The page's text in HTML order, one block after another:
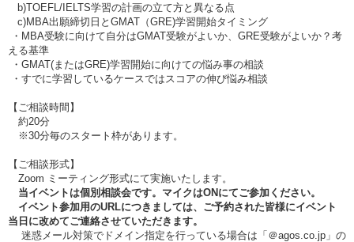
b)TOEFL/IELTS学習の計画の立て方と異なる点
c)MBA出願締切日とGMAT（GRE)学習開始タイミング
・MBA受験に向けて自分はGMAT受験がよいか、GRE受験がよいか？考
える基準
・GMAT(またはGRE)学習開始に向けての悩み事の相談
・すでに学習しているケースではスコアの伸び悩み相談
【ご相談時間】
約20分
※30分毎のスタート枠があります。
【ご相談形式】
Zoom ミーティング形式にて実施いたします。
当イベントは個別相談会です。マイクはONにてご参加ください。
イベント参加用のURLにつきましては、ご予約された皆様にイベント
当日に改めてご連絡させていただきます。
迷惑メール対策でドメイン指定を行っている場合は「＠agos.co.jp」の